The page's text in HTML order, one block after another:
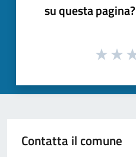
su questa pagina?
Contatta il comune